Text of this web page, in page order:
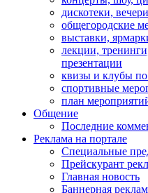
дискотеки,
общегородские
выставки,
лекции,
презентации
квизы и клубы по
спортивные
план
Общение
Последние
Реклама на портале
Специальные
Прейскурант
Главная новость
Баннерная